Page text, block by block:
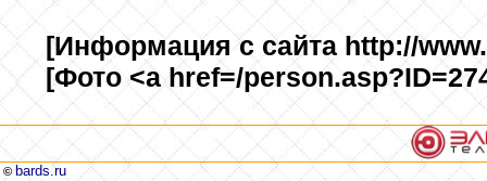
[Информация с сайта http://
[Фото <a href=/
© bards.ru